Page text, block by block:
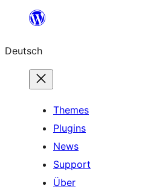
springen
Deutsch
Themes
Plugins
News
Support
Über